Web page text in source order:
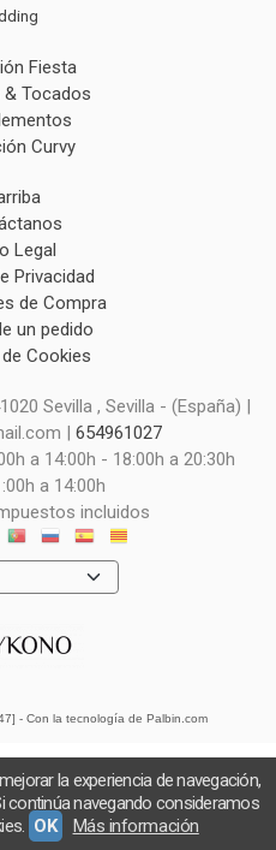
Fiesta
& Tocados
Curvy
Legal
Privacidad
de Compra
un pedido
Cookies
Sevilla , Sevilla - (España) |
| 654961027
a 14:00h - 18:00h a 20:30h
a 14:00h
incluidos
- Con la tecnología de Palbin.com
la experiencia de navegación,
continúa navegando consideramos
OK Más información